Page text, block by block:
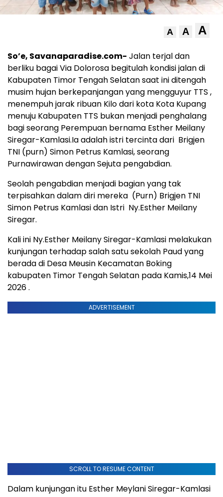
A A A
So’e, Savanaparadise.com- Jalan terjal dan
berliku bagai Via Dolorosa begitulah kondisi jalan di
Kabupaten Timor Tengah Selatan saat ini ditengah
musim hujan berkepanjangan yang mengguyur TTS ,
menempuh jarak ribuan Kilo dari kota Kota Kupang
menuju Kabupaten TTS bukan menjadi penghalang
bagi seorang Perempuan bernama Esther Meilany
Siregar-Kamlasi.Ia adalah istri tercinta dari Brigjen
TNI (purn) Simon Petrus Kamlasi, seorang
Purnawirawan dengan Sejuta pengabdian.
Seolah pengabdian menjadi bagian yang tak
terpisahkan dalam diri mereka (Purn) Brigjen TNI
Simon Petrus Kamlasi dan Istri Ny.Esther Meilany
Siregar.
Kali ini Ny.Esther Meilany Siregar-Kamlasi melakukan
kunjungan terhadap salah satu sekolah Paud yang
berada di Desa Meusin Kecamatan Boking
kabupaten Timor Tengah Selatan pada Kamis,14 Mei
2026 .
ADVERTISEMENT
SCROLL TO RESUME CONTENT
Dalam kunjungan itu Esther Meylani Siregar-Kamlasi